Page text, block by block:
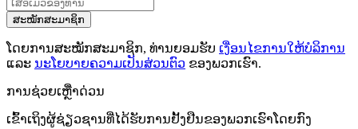
ສະໝັກສະມາຊິກ
ໂດຍການສະໝັກສະມາຊິກ, ທ່ານຍອມຮັບ ເງື່ອນໄຂການໃຫ້ບໍລິການ
ແລະ ນະໂຍບາຍຄວາມເປັນສ່ວນຕົວ ຂອງພວກເຮົາ.
ການຊ່ວຍເຫຼືໍາດ່ວນ
ເຂົ້າເຖິງຜູ້ຊ່ຽວຊານທີ່ໄດ້ຮັບການຢັ້ງຢືນຂອງພວກເຮົາໂດຍກົງ